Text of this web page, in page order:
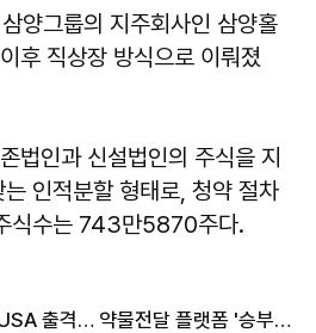
양그룹의 지주회사인 삼양홀
후 직상장 방식으로 이뤄졌
법인과 신설법인의 주식을 지
인적분할 형태로, 청약 절차
식수는 743만5870주다.
삼양바이오팜, 바이오 USA 출격… 약물전달 플랫폼 '승부수'